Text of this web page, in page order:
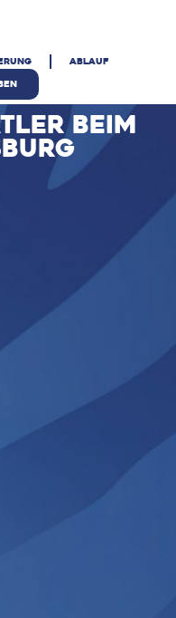
Ablauf
BEIM